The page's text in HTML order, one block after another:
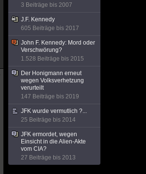
3 Beiträge bis 2007
J.F. Kennedy
605 Beiträge bis 2017
John F. Kennedy: Mord oder
Verschwörung?
1.528 Beiträge bis 2015
Der Honigmann erneut
wegen Volksverhetzung
verurteilt
147 Beiträge bis 2019
JFK wurde vermutlich ?...
25 Beiträge bis 2014
JFK ermordet, wegen
Einsicht in die Alien-Akte
vom CIA?
27 Beiträge bis 2013